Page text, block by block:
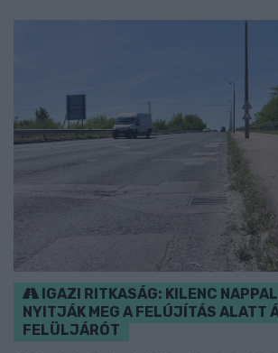
IGAZI RITKASÁG: KILENC
NYITJÁK MEG A FELÚJÍTÁS ALATT
FELÜLJÁRÓT